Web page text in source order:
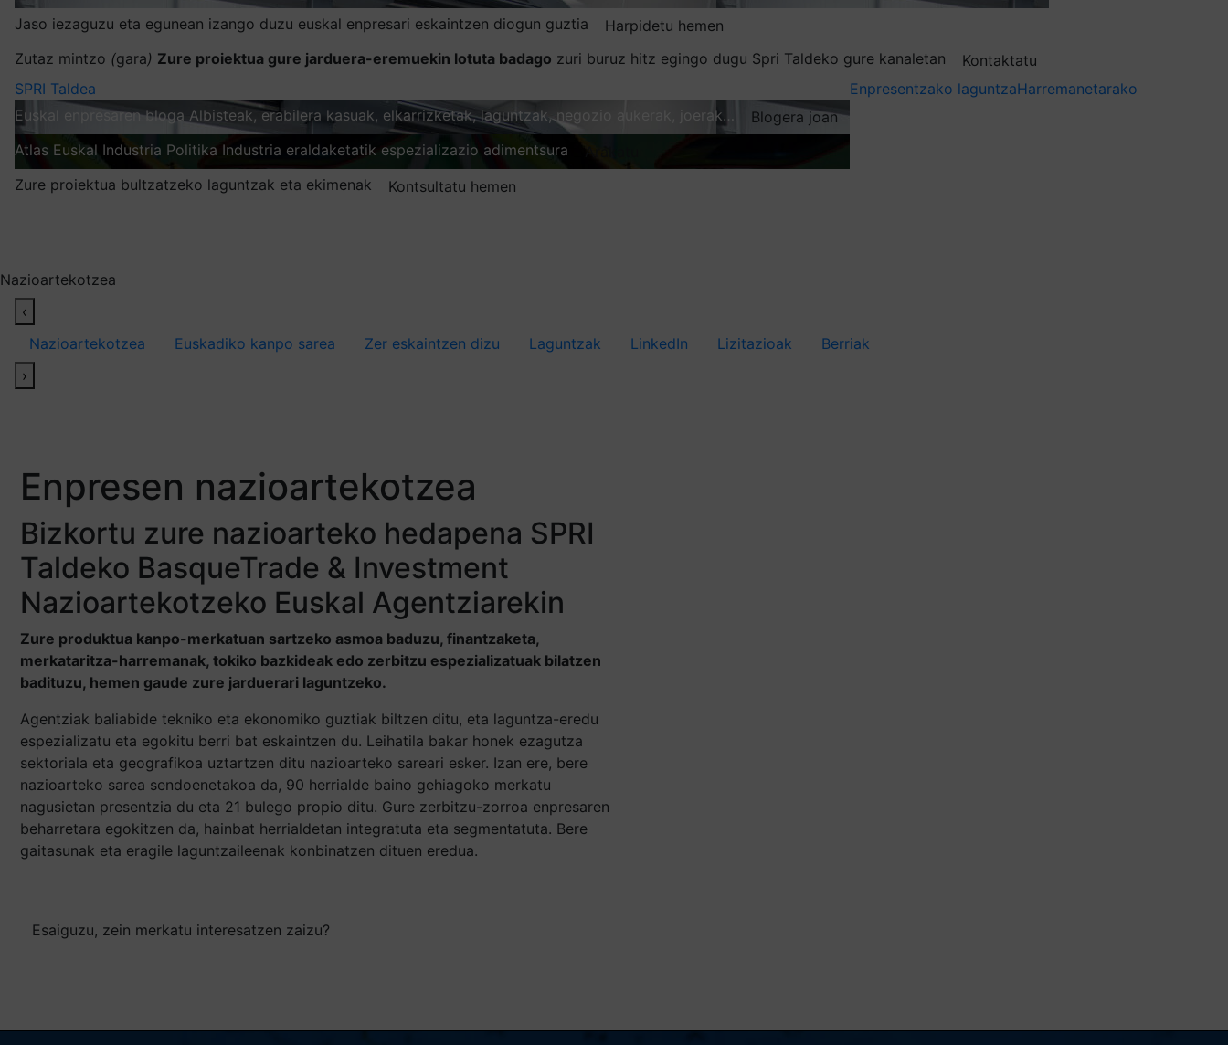
Jaso iezaguzu eta egunean izango duzu euskal enpresari eskaintzen diogun guztia
Harpidetu hemen
Zutaz mintzo (gara) Zure proiektua gure jarduera-eremuekin lotuta badago zuri buruz hitz egingo dugu Spri Taldeko gure kanaletan
Kontaktatu
SPRI Taldea
Euskal enpresaren bloga Albisteak, erabilera kasuak, elkarrizketak, laguntzak, negozio aukerak, joerak…
Blogera joan
Atlas Euskal Industria Politika Industria eraldaketatik espezializazio adimentsura
Zure proiektua bultzatzeko laguntzak eta ekimenak
Kontsultatu hemen
Enpresentzako laguntzaHarremanetarako
Nazioartekotzea
‹
Nazioartekotzea
Euskadiko kanpo sarea Zer eskaintzen dizu Laguntzak LinkedIn Lizitazioak
Berriak
›
Enpresen nazioartekotzea
Bizkortu zure nazioarteko hedapena SPRI
Taldeko BasqueTrade & Investment
Nazioartekotzeko Euskal Agentziarekin
Zure produktua kanpo-merkatuan sartzeko asmoa baduzu, finantzaketa,
merkataritza-harremanak, tokiko bazkideak edo zerbitzu espezializatuak bilatzen
badituzu, hemen gaude zure jarduerari laguntzeko.
Agentziak baliabide tekniko eta ekonomiko guztiak biltzen ditu, eta laguntza-eredu
espezializatu eta egokitu berri bat eskaintzen du. Leihatila bakar honek ezagutza
sektoriala eta geografikoa uztartzen ditu nazioarteko sareari esker. Izan ere, bere
nazioarteko sarea sendoenetakoa da, 90 herrialde baino gehiagoko merkatu
nagusietan presentzia du eta 21 bulego propio ditu. Gure zerbitzu-zorroa enpresaren
beharretara egokitzen da, hainbat herrialdetan integratuta eta segmentatuta. Bere
gaitasunak eta eragile laguntzaileenak konbinatzen dituen eredua.
Esaiguzu, zein merkatu interesatzen zaizu?